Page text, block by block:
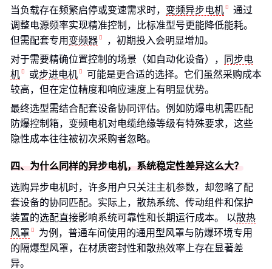
当负载存在频繁启停或变速需求时， 变频异步电机
通过
调整电源频率实现精准控制，比标准型号更能降低能耗。
但需配套专用 变频器
，初期投入会明显增加。
对于需要精确位置控制的场景（如自动化设备），
同步电
机
或步进电机
可能是更合适的选择。它们虽然采购成本
较高，但在定位精度和响应速度上有明显优势。
最终选型需结合配套设备协同评估。例如防爆电机需匹配
防爆控制箱，变频电机对电缆绝缘等级有特殊要求，这些
隐性成本往往被初次采购者忽略。
四、为什么同样的异步电机，系统稳定性差异这么大？
选购异步电机时，许多用户只关注主机参数，却忽略了配
套设备的协同匹配。实际上，散热系统、传动组件和保护
装置的选配直接影响系统可靠性和长期运行成本。 以散热
风罩
为例，普通车间使用的通用型风罩与防爆环境专用
的隔爆型风罩，在材质密封性和散热效率上存在显著差
异。